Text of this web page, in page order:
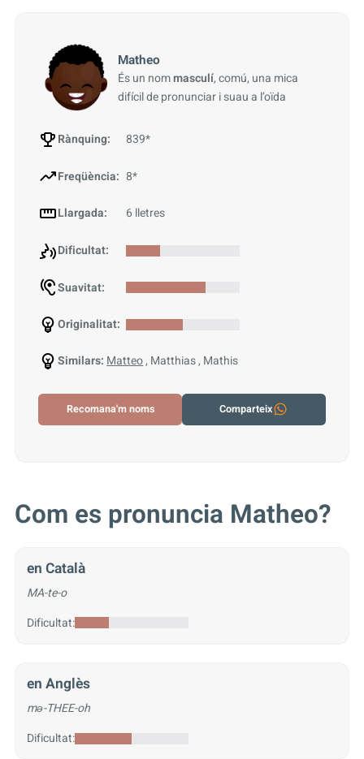
Rànquing: 839*
Freqüència: 8*
Llargada: 6 lletres
Dificultat:
Suavitat:
Originalitat:
Similars: Matteo, Matthias , Mathis
Recomana'm noms Comparteix
Matheo
És un nommasculí, comú, una mica
difícil de pronunciar i suau a l’oïda
Com es pronuncia Matheo?
en Català
MA-te-o
Dificultat:
en Anglès
mə-THEE-oh
Dificultat: